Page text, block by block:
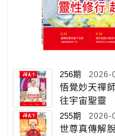
256期 2026-
悟覺妙天禪
往宇宙聖靈
255期 2026-
世尊真傳解